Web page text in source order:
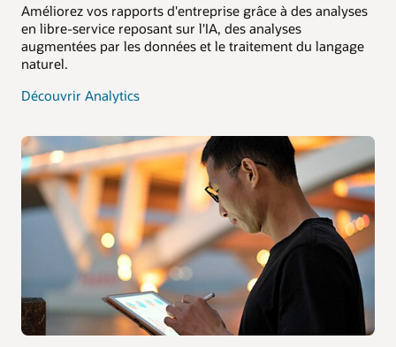
Améliorez vos rapports d'entreprise grâce à des analyses
en libre-service reposant sur l'IA, des analyses
augmentées par les données et le traitement du langage
naturel.
Découvrir Analytics